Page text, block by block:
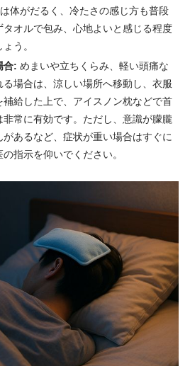
体がだるく、冷たさの感じ方も普段
タオルで包み、心地よいと感じる程度
う。
合: めまいや立ちくらみ、軽い頭痛な
る場合は、涼しい場所へ移動し、衣服
給した上で、アイスノン枕などで首
常に有効です。ただし、意識が朦朧
あるなど、症状が重い場合はすぐに
指示を仰いでください。